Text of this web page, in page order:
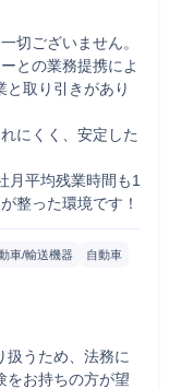
切ございません。
との業務提携によ
と取り引きがあり
にくく、安定した
月平均残業時間も1
整った環境です！
車/輸送機器 自動車
扱うため、法務に
をお持ちの方が望